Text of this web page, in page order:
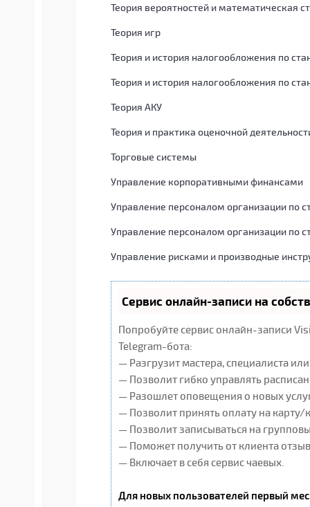
Теория вероятностей и математическая
Теория игр
Теория и история налогообложения по
Теория и история налогообложения по
Теория АКУ
Теория и практика оценочной
Торговые системы
Управление корпоративными финансами
Управление персоналом организации по
Управление персоналом организации по
Управление рисками и производные
Сервис онлайн-записи на
Попробуйте сервис онлайн-записи
Telegram-бота:
— Разгрузит мастера, специалиста
— Позволит гибко управлять
— Разошлет оповещения о новых
— Позволит принять оплату на карту/
— Позволит записываться на
— Поможет получить от клиента
— Включает в себя сервис чаевых.
Для новых пользователей первый